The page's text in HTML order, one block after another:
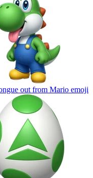
out from Mario emoji